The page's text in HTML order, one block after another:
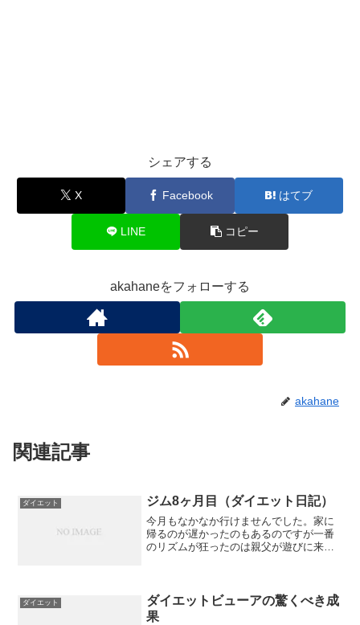
シェアする
X Facebook はてブ
LINE コピー
akahaneをフォローする
akahane
関連記事
ダイエット ジム8ヶ月目（ダイエット日記）
今月もなかなか行けませんでした。家に
帰るのが遅かったのもあるのですが一番
のリズムが狂ったのは親父が遊びに来て
とう80kg...
ダイエット
ダイエットビューアの驚くべき成
果